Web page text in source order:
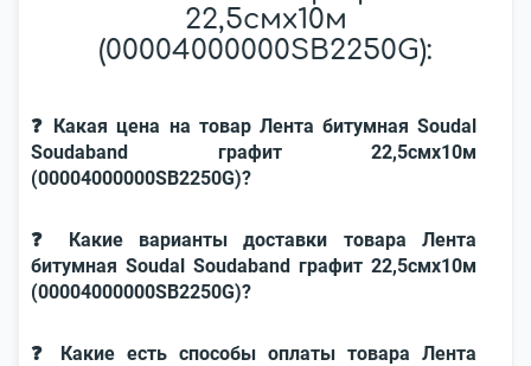
22,5смx10м
(00004000000SB2250G):
❓ Какая цена на товар Лента битумная Soudal
Soudaband графит 22,5смx10м
(00004000000SB2250G)?
❓ Какие варианты доставки товара Лента
битумная Soudal Soudaband графит 22,5смx10м
(00004000000SB2250G)?
❓ Какие есть способы оплаты товара Лента